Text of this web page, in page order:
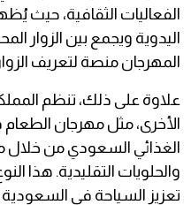
الفعاليات الثقافية، حيث
اليدوية ويجمع بين الزوار
المهرجان منصة لتعريف
علاوة على ذلك، تنظم
الأخرى، مثل مهرجان
الغذائي السعودي من خلال
والحلويات التقليدية. هذا
تعزيز السياحة في